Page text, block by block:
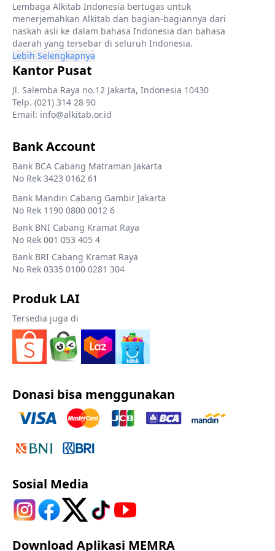
Lembaga Alkitab Indonesia bertugas untuk
menerjemahkan Alkitab dan bagian-bagiannya dari
naskah asli ke dalam bahasa Indonesia dan bahasa
daerah yang tersebar di seluruh Indonesia.
Lebih Selengkapnya
Kantor Pusat
Jl. Salemba Raya no.12 Jakarta, Indonesia 10430
Telp. (021) 314 28 90
Email: info@alkitab.or.id
Bank Account
Bank BCA Cabang Matraman Jakarta
No Rek 3423 0162 61
Bank Mandiri Cabang Gambir Jakarta
No Rek 1190 0800 0012 6
Bank BNI Cabang Kramat Raya
No Rek 001 053 405 4
Bank BRI Cabang Kramat Raya
No Rek 0335 0100 0281 304
Produk LAI
Tersedia juga di
Donasi bisa menggunakan
Sosial Media
Download Aplikasi MEMRA